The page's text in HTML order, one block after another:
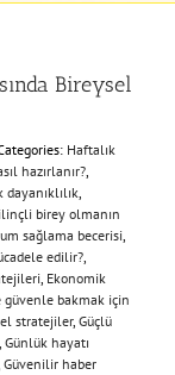
Bireysel
Haftalık
hazırlanır?,
,
birey olmanın
sağlama becerisi,
edilir?,
, Ekonomik
güvenle bakmak için
stratejiler, Güçlü
, Günlük hayatı
Güvenilir haber